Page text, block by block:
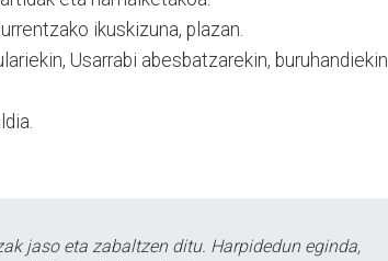
ikuskizuna, plazan.
Usarrabi abesbatzarekin, buruhandiekin
jaso eta zabaltzen ditu. Harpidedun eginda,